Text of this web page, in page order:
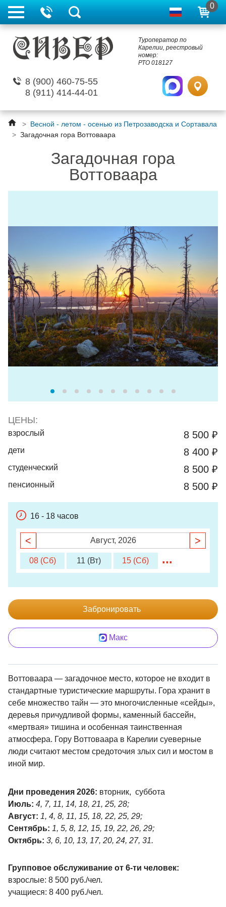
0
Туроператор по
Карелии, реестровый
номер:
РТО 018127
8 (900) 460-75-55
8 (911) 414-44-01
> Весной - летом - осенью из Петрозаводска и Сортавала
> Загадочная гора Воттоваара
Загадочная гора
Воттоваара
ЦЕНЫ:
взрослый 8 500 ₽
дети 8 400 ₽
студенческий 8 500 ₽
пенсионный 8 500 ₽
16 - 18 часов
< Август, 2026 >
08 (Сб) 11 (Вт) 15 (Сб) ...
Забронировать
Макс
Воттоваара — загадочное место, которое не входит в
стандартные туристические маршруты. Гора хранит в
себе множество тайн — это многочисленные «сейды»,
деревья причудливой формы, каменный бассейн,
«мертвая» тишина и особенная таинственная
атмосфера. Гору Воттоваара в Карелии суеверные
люди считают местом средоточия злых сил и мостом в
иной мир.
Дни проведения 2026: вторник, суббота
Июль: 4, 7, 11, 14, 18, 21, 25, 28;
Август: 1, 4, 8, 11, 15, 18, 22, 25, 29;
Сентябрь: 1, 5, 8, 12, 15, 19, 22, 26, 29;
Октябрь: 3, 6, 10, 13, 17, 20, 24, 27, 31.
Групповое обслуживание от 6-ти человек:
взрослые: 8 500 руб./чел.
учащиеся: 8 400 руб./чел.